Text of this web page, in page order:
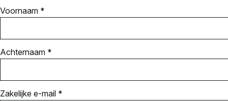
Voornaam *
Achternaam *
Zakelijke e-mail *